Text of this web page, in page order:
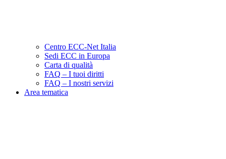
Centro ECC-Net Italia
Sedi ECC in Europa
Carta di qualità
FAQ – I tuoi diritti
FAQ – I nostri servizi
Area tematica